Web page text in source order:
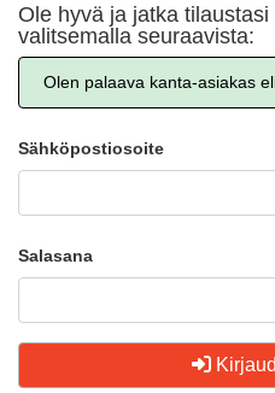
Ole hyvä ja jatka
valitsemalla seuraavista:
Olen palaava kanta-asiakas
Sähköpostiosoite
Salasana